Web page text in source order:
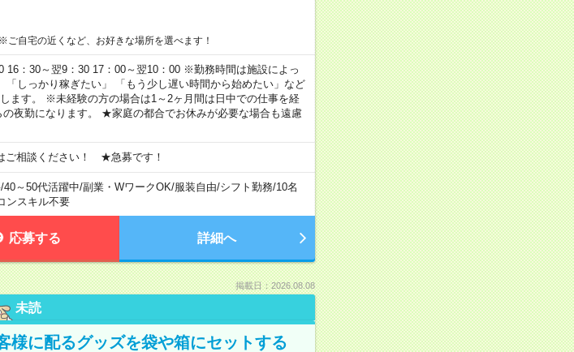
自宅の近くなど、お好きな場所を選べます！
16：30～翌9：30 17：00～翌10：00 ※勤務時間は施設によっ
「しっかり稼ぎたい」 「もう少し遅い時間から始めたい」など
ます。 ※未経験の方の場合は1～2ヶ月間は日中での仕事を経
夜勤になります。 ★家庭の都合でお休みが必要な場合も遠慮
ご相談ください！ ★急募です！
/40～50代活躍中/副業・WワークOK/服装自由/シフト勤務/10名
ンスキル不要
応募する 詳細へ
掲載日：2026.08.08
未読
様に配るグッズを袋や箱にセットする